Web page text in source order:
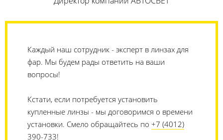
Каждый наш сотрудник - эксперт в линзах для
фар. Мы будем рады ответить на ваши
вопросы!
Кстати, если потребуется установить
купленные линзы - мы договоримся о времени
установки. Смело обращайтесь по +7 (4012)
390-733!